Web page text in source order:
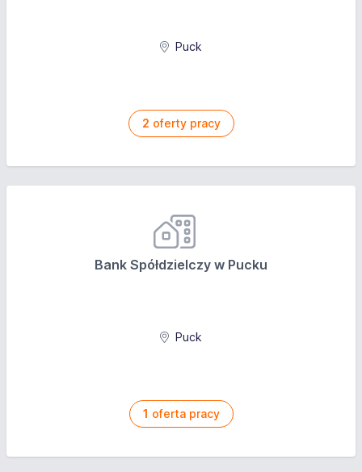
Puck
2 oferty pracy
Bank Spółdzielczy w Pucku
Puck
1 oferta pracy